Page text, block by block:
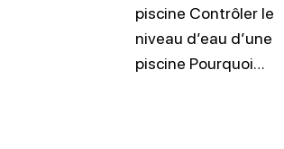
piscine Contrôler le
niveau d’eau d’une
piscine Pourquoi…